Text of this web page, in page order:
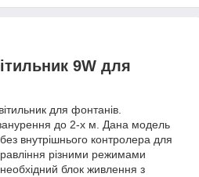
9W для
для фонтанів.
до 2-х м. Дана модель
внутрішнього контролера для
різними режимами
блок живлення з